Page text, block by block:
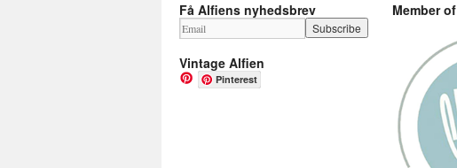
Få Alfiens nyhedsbrev
Vintage Alfien
Pinterest
Member of